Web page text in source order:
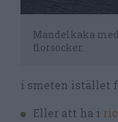
Mandelkaka
florsocker.
i smeten istället
Eller att ha i